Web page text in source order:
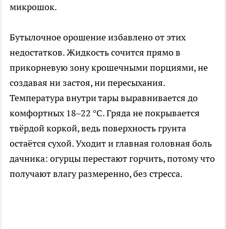
микрошок.
Бутылочное орошение избавлено от этих
недостатков. Жидкость сочится прямо в
прикорневую зону крошечными порциями, не
создавая ни застоя, ни пересыхания.
Температура внутри тары выравнивается до
комфортных 18–22 °C. Гряда не покрывается
твёрдой коркой, ведь поверхность грунта
остаётся сухой. Уходит и главная головная боль
дачника: огурцы перестают горчить, потому что
получают влагу размеренно, без стресса.